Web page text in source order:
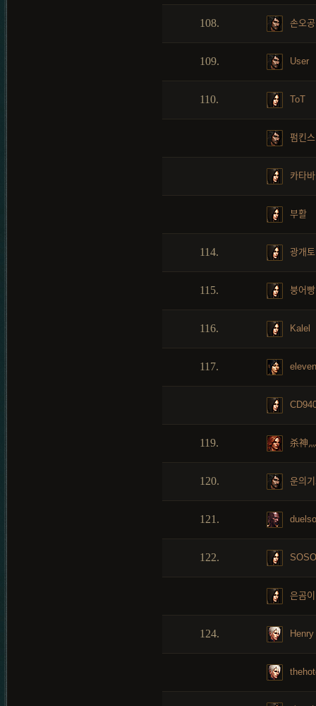
108. 손오공
109. User
110. ToT
펌킨스
카타
부활
114. 광개토
115. 붕어빵
116. Kalel
117. eleven
119. 杀神
120. 운의
121.
122. SOSO
은곰이
124. Henry